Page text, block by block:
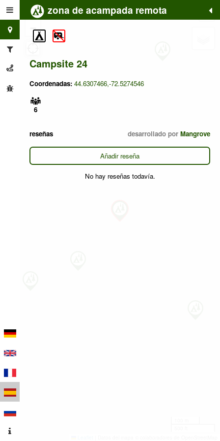
zona de acampada remota
Campsite 24
Coordenadas: 44.6307466,-72.5274546
6
reseñas desarrollado por Mangrove
Añadir reseña
No hay reseñas todavía.
+
−